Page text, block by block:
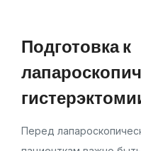
Подготовка к
Перед